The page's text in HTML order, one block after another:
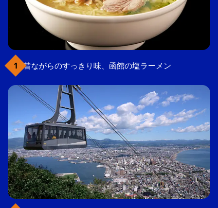
昔ながらのすっきり味、函館の塩ラーメン